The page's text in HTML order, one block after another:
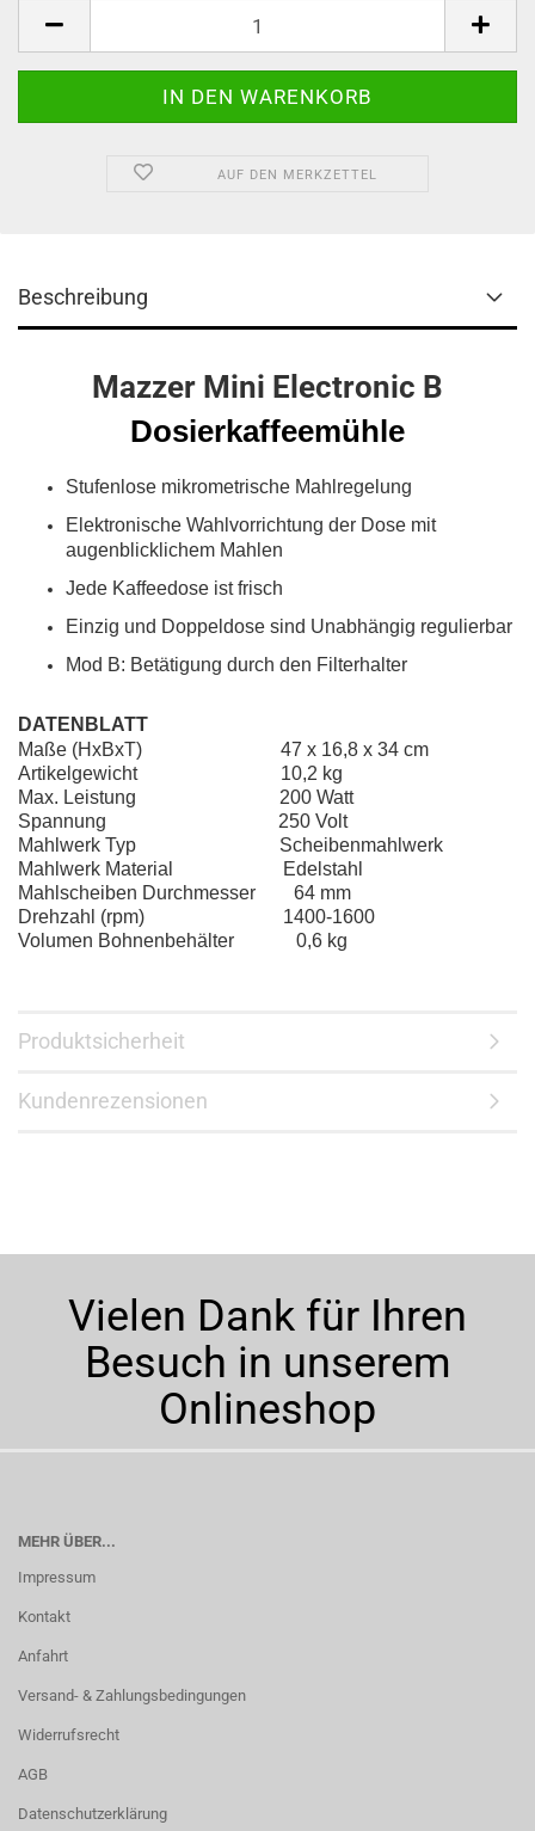
AUF DEN MERKZETTEL
Beschreibung
Mazzer Mini Electronic B
Dosierkaffeemühle
Stufenlose mikrometrische Mahlregelung
Elektronische Wahlvorrichtung der Dose mit
augenblicklichem Mahlen
Jede Kaffeedose ist frisch
Einzig und Doppeldose sind Unabhängig regulierbar
Mod B: Betätigung durch den Filterhalter
DATENBLATT
Maße (HxBxT) 47 x 16,8 x 34 cm
Artikelgewicht 10,2 kg
Max. Leistung 200 Watt
Spannung 250 Volt
Mahlwerk Typ Scheibenmahlwerk
Mahlwerk Material Edelstahl
Mahlscheiben Durchmesser 64 mm
Drehzahl (rpm) 1400-1600
Volumen Bohnenbehälter 0,6 kg
Produktsicherheit
Kundenrezensionen
Vielen Dank für Ihren
Besuch in unserem
Onlineshop
MEHR ÜBER...
Impressum
Kontakt
Anfahrt
Versand- & Zahlungsbedingungen
Widerrufsrecht
AGB
Datenschutzerklärung